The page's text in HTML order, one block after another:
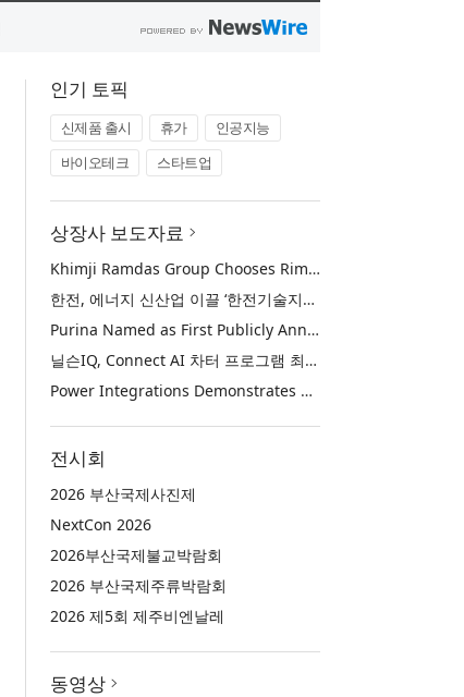
인기 토픽
신제품 출시 휴가
인공지능
바이오테크
스타트업
상장사 보도자료
Khimji Ramdas Group Chooses Rimini Street to Reduce SAP Support Costs, Protect 700+ Customizations and Reinvest Savings in Innovation
한전, 에너지 신산업 이끌 ‘한전기술지주’ 공식 출범
Purina Named as First Publicly Announced NIQ ConnectAI Charter Client
닐슨IQ, Connect AI 차터 프로그램 최초 고객사 ‘퓨리나’ 선정
Power Integrations Demonstrates World’s First 2200 V GaN Technology for Next-Era High-Voltage Power Systems
전시회
2026 부산국제사진제
NextCon 2026
2026부산국제불교박람회
2026 부산국제주류박람회
2026 제5회 제주비엔날레
동영상